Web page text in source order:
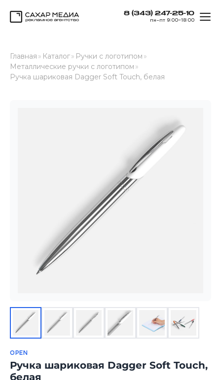
8 (343) 247-25-10
пн–пт 9:00–18:00
Главная » Каталог» Ручки с логотипом »
Металлические ручки с логотипом »
Ручка шариковая Dagger Soft Touch, белая
OPEN
Ручка шариковая Dagger Soft Touch,
белая